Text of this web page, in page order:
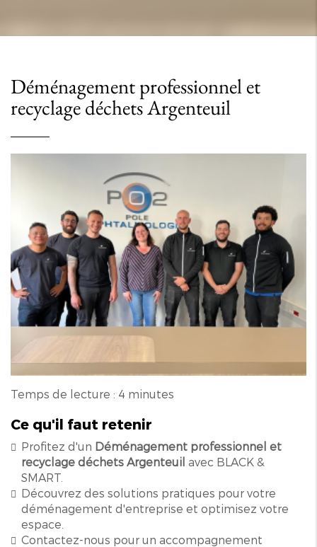
Déménagement professionnel et
recyclage déchets Argenteuil
Temps de lecture : 4 minutes
Ce qu'il faut retenir
Profitez d'un Déménagement professionnel et
recyclage déchets Argenteuil avec BLACK &
SMART.
Découvrez des solutions pratiques pour votre
déménagement d'entreprise et optimisez votre
espace.
Contactez-nous pour un accompagnement